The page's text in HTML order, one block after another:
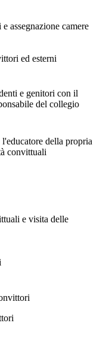
assegnazione camere
ed esterni
e genitori con il
del collegio
della propria
convittuali
e visita delle